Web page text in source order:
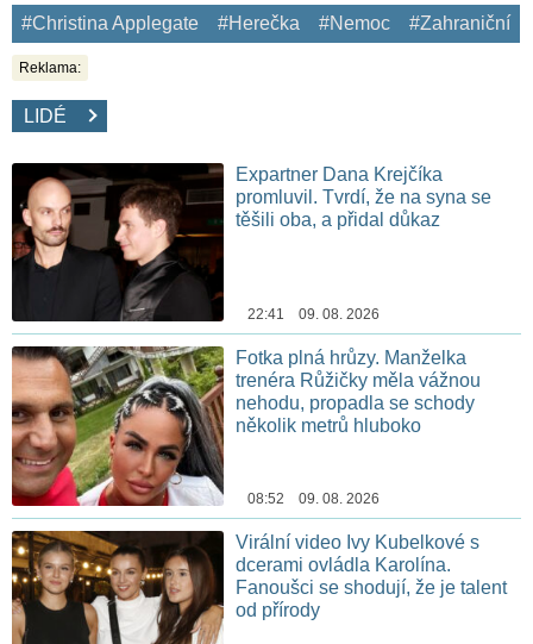
#Christina Applegate #Herečka #Nemoc #Zahraniční
Reklama:
LIDÉ
Expartner Dana Krejčíka
promluvil. Tvrdí, že na syna se
těšili oba, a přidal důkaz
22:41 09. 08. 2026
Fotka plná hrůzy. Manželka
trenéra Růžičky měla vážnou
nehodu, propadla se schody
několik metrů hluboko
08:52 09. 08. 2026
Virální video Ivy Kubelkové s
dcerami ovládla Karolína.
Fanoušci se shodují, že je talent
od přírody